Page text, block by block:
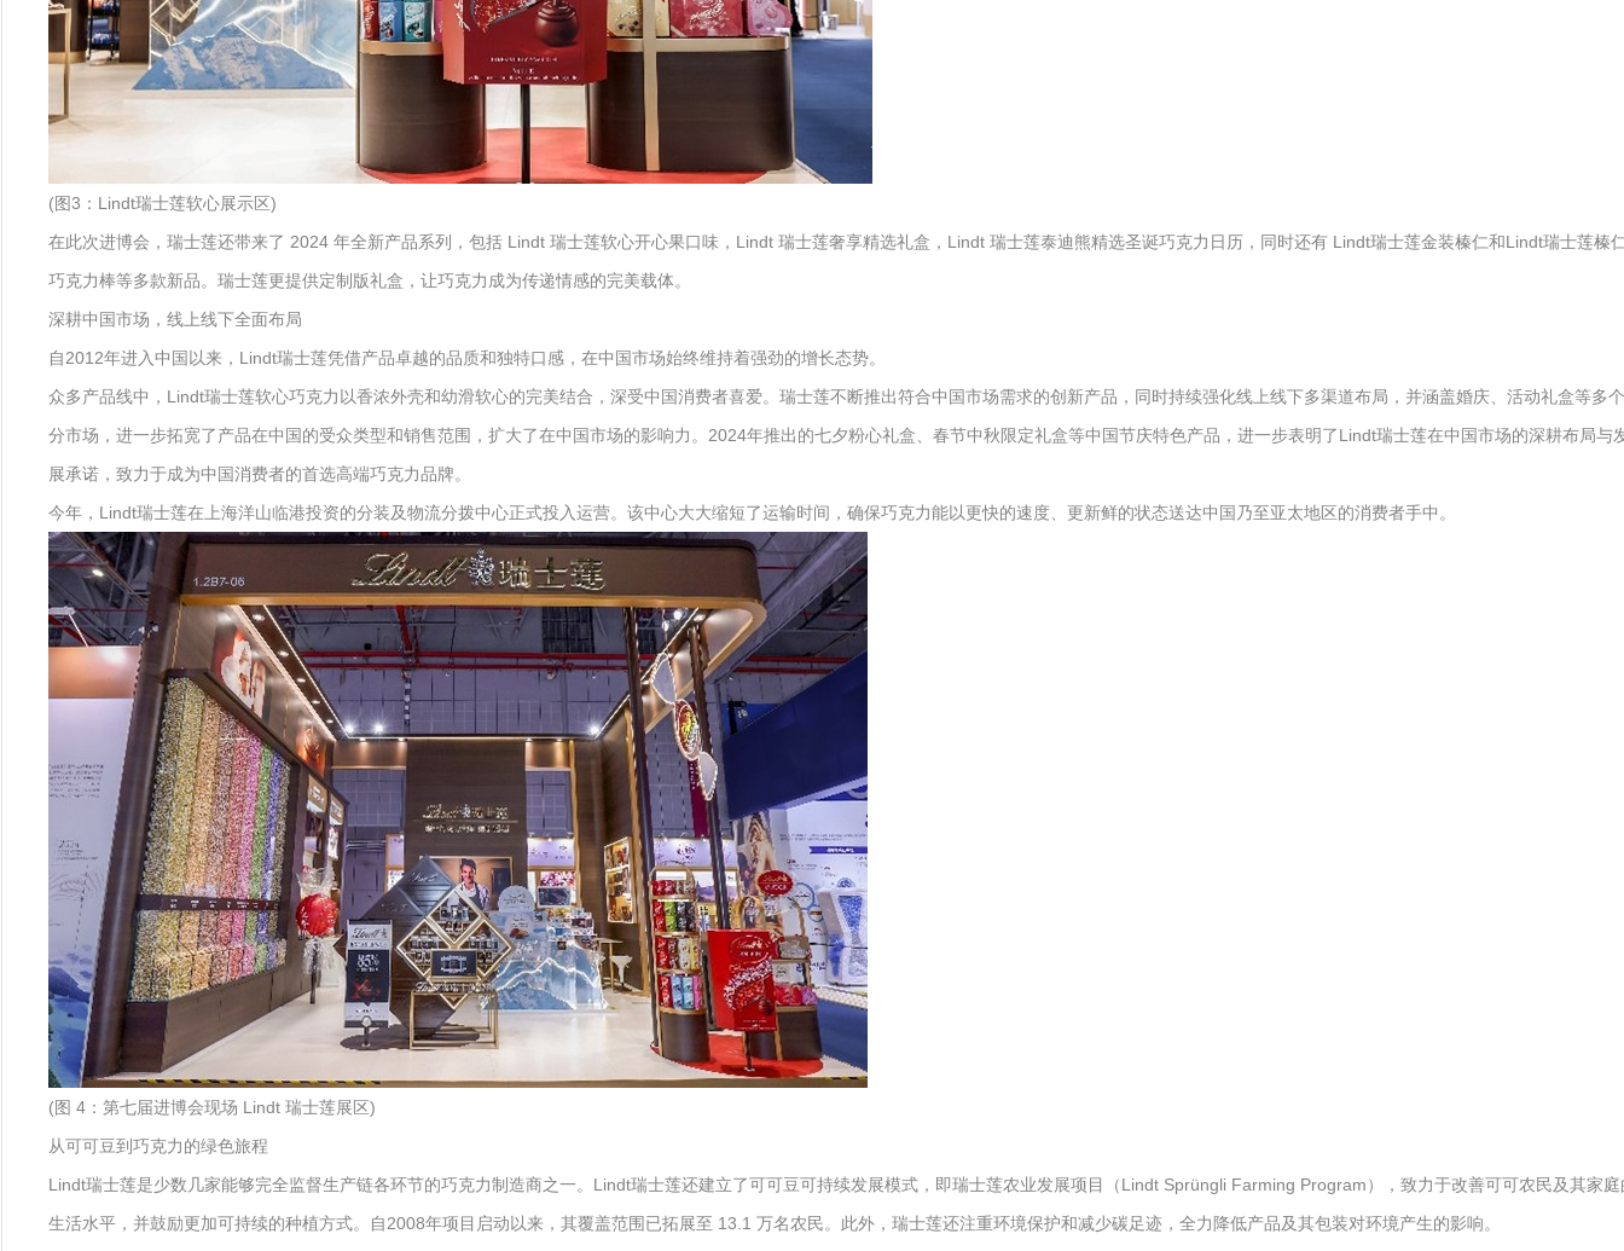
(图3：Lindt瑞士莲软心展示区)
在此次进博会，瑞士莲还带来了 2024 年全新产品系列，包括 Lindt 瑞士莲软心开心果口味，Lindt 瑞士莲奢享精选礼盒，Lindt 瑞士莲泰迪熊精选圣诞巧克力日历，同时还有 Lindt瑞士莲金装榛仁和Lindt瑞士莲榛
巧克力棒等多款新品。瑞士莲更提供定制版礼盒，让巧克力成为传递情感的完美载体。
深耕中国市场，线上线下全面布局
自2012年进入中国以来，Lindt瑞士莲凭借产品卓越的品质和独特口感，在中国市场始终维持着强劲的增长态势。
众多产品线中，Lindt瑞士莲软心巧克力以香浓外壳和幼滑软心的完美结合，深受中国消费者喜爱。瑞士莲不断推出符合中国市场需求的创新产品，同时持续强化线上线下多渠道布局，并涵盖婚庆、活动礼盒等多
分市场，进一步拓宽了产品在中国的受众类型和销售范围，扩大了在中国市场的影响力。2024年推出的七夕粉心礼盒、春节中秋限定礼盒等中国节庆特色产品，进一步表明了Lindt瑞士莲在中国市场的深耕布局与
展承诺，致力于成为中国消费者的首选高端巧克力品牌。
今年，Lindt瑞士莲在上海洋山临港投资的分装及物流分拨中心正式投入运营。该中心大大缩短了运输时间，确保巧克力能以更快的速度、更新鲜的状态送达中国乃至亚太地区的消费者手中。
(图 4：第七届进博会现场 Lindt 瑞士莲展区)
从可可豆到巧克力的绿色旅程
Lindt瑞士莲是少数几家能够完全监督生产链各环节的巧克力制造商之一。Lindt瑞士莲还建立了可可豆可持续发展模式，即瑞士莲农业发展项目（Lindt Sprüngli Farming Program），致力于改善可可农民及其家庭
生活水平，并鼓励更加可持续的种植方式。自2008年项目启动以来，其覆盖范围已拓展至 13.1 万名农民。此外，瑞士莲还注重环境保护和减少碳足迹，全力降低产品及其包装对环境产生的影响。